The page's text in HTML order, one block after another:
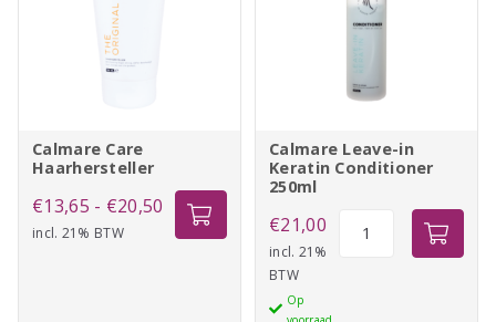
Calmare Care
Haarhersteller
€13,65 - €20,50 Prijsklasse:
€13,65
incl. 21% BTW
Calmare Leave-in
Keratin Conditioner
250ml
€21,00
incl. 21%
BTW
Op